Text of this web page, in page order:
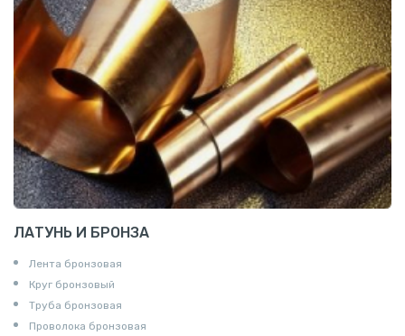
ЛАТУНЬ И БРОНЗА
Лента бронзовая
Круг бронзовый
Труба бронзовая
Проволока бронзовая